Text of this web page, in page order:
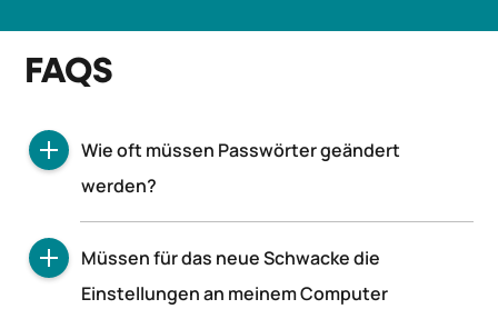
FAQS
Wie oft müssen Passwörter geändert
werden?
Schwacke laufen nicht ab und sind
unbeschränkt gültig.
Müssen für das neue Schwacke die
Einstellungen an meinem Computer